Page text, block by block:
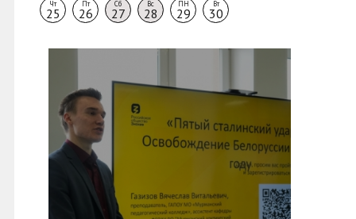
Чт
25
Пт
26
Сб
27
Вс
28
ПН
29
Вт
30